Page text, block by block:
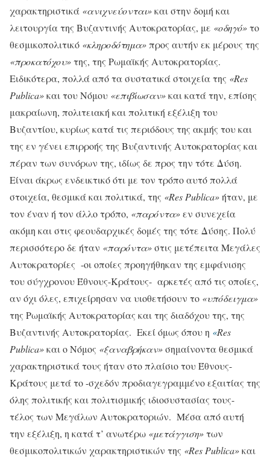
χαρακτηριστικά «ανιχνεύονται»και στην δομή και
λειτουργία της Βυζαντινής Αυτοκρατορίας, με «οδηγό»το
θεσμικοπολιτικό «κληροδότημα»προς αυτήν εκ μέρους της
«προκατόχου»της, της Ρωμαϊκής Αυτοκρατορίας.
Ειδικότερα, πολλά από τα συστατικά στοιχεία της «Res
Publica»και του Νόμου «επιβίωσαν»και κατά την, επίσης
μακραίωνη, πολιτειακή και πολιτική εξέλιξη του
Βυζαντίου, κυρίως κατά τις περιόδους της ακμής του και
της εν γένει επιρροής της Βυζαντινής Αυτοκρατορίας και
πέραν των συνόρων της, ιδίως δε προς την τότε Δύση.
Είναι άκρως ενδεικτικό ότι με τον τρόπο αυτό πολλά
στοιχεία, θεσμικά και πολιτικά, της «Res Publica»ήταν, με
τον έναν ή τον άλλο τρόπο, «παρόντα»εν συνεχεία
ακόμη και στις φεουδαρχικές δομές της τότε Δύσης. Πολύ
περισσότερο δε ήταν «παρόντα»στις μετέπειτα Μεγάλες
Αυτοκρατορίες -οι οποίες προηγήθηκαν της εμφάνισης
του σύγχρονου Έθνους-Κράτους- αρκετές από τις οποίες,
αν όχι όλες, επιχείρησαν να υιοθετήσουν το «υπόδειγμα»
της Ρωμαϊκής Αυτοκρατορίας και της διαδόχου της, της
Βυζαντινής Αυτοκρατορίας. Εκεί όμως όπου η «Res
Publica»και ο Νόμος «ξαναβρήκαν»σημαίνοντα θεσμικά
χαρακτηριστικά τους ήταν στο πλαίσιο του Έθνους-
Κράτους μετά το -σχεδόν προδιαγεγραμμένο εξαιτίας της
όλης πολιτικής και πολιτισμικής ιδιοσυστασίας τους-
τέλος των Μεγάλων Αυτοκρατοριών. Μέσα από αυτή
την εξέλιξη, η κατά τ’ ανωτέρω «μετάγγιση»των
θεσμικοπολιτικών χαρακτηριστικών της «Res Publica»και